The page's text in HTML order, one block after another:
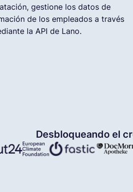
gestione los datos de
de los empleados a través
la API de Lano.
Desbloqueando el